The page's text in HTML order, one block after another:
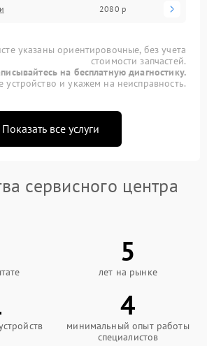
2080 р
указаны ориентировочные, без учета
стоимости запчастей.
на бесплатную диагностику.
и укажем на неисправность.
Показать все услуги
сервисного центра
5
лет на рынке
4
минимальный опыт работы
специалистов